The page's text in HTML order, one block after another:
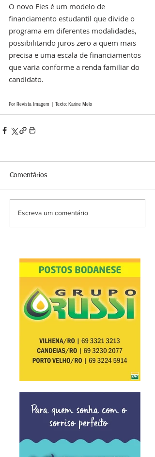
O novo Fies é um modelo de
financiamento estudantil que divide o
programa em diferentes modalidades,
possibilitando juros zero a quem mais
precisa e uma escala de financiamentos
que varia conforme a renda familiar do
candidato.
Por Revista Imagem | Texto: Karine Melo
Comentários
Escreva um comentário